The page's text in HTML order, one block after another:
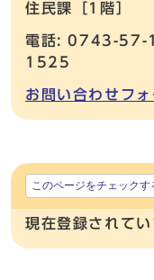
住民課［1階］
電話: 0743-57-
1525
お問い合わせフォ
このページをチェックす
現在登録されてい